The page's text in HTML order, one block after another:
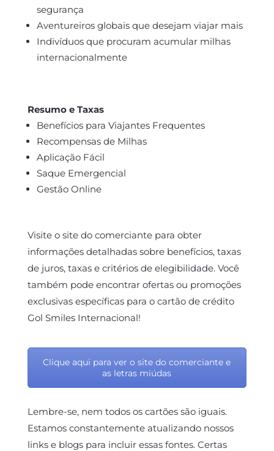
segurança
Aventureiros globais que desejam viajar mais
Indivíduos que procuram acumular milhas
internacionalmente
Resumo e Taxas
Benefícios para Viajantes Frequentes
Recompensas de Milhas
Aplicação Fácil
Saque Emergencial
Gestão Online
Visite o site do comerciante para obter
informações detalhadas sobre benefícios, taxas
de juros, taxas e critérios de elegibilidade. Você
também pode encontrar ofertas ou promoções
exclusivas específicas para o cartão de crédito
Gol Smiles Internacional!
Clique aqui para ver o site do comerciante e
as letras miúdas
Lembre-se, nem todos os cartões são iguais.
Estamos constantemente atualizando nossos
links e blogs para incluir essas fontes. Certas